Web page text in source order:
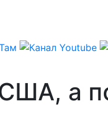
а